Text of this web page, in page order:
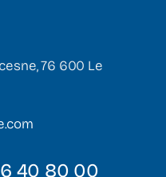
76 600 Le
40 80 00